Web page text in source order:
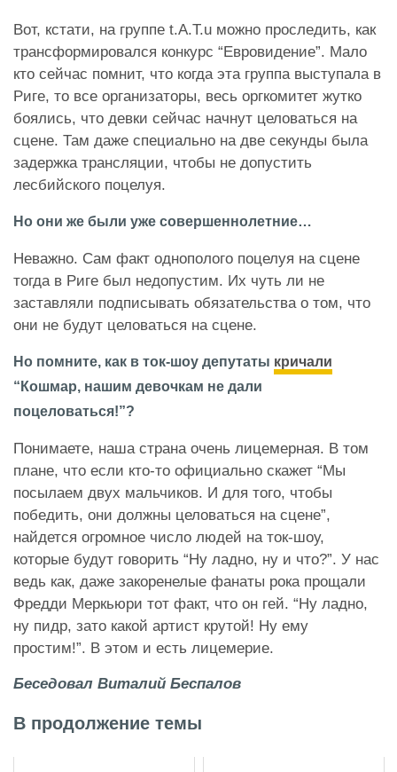
Вот, кстати, на группе t.A.T.u можно проследить, как
трансформировался конкурс “Евровидение”. Мало
кто сейчас помнит, что когда эта группа выступала в
Риге, то все организаторы, весь оргкомитет жутко
боялись, что девки сейчас начнут целоваться на
сцене. Там даже специально на две секунды была
задержка трансляции, чтобы не допустить
лесбийского поцелуя.
Но они же были уже совершеннолетние…
Неважно. Сам факт однополого поцелуя на сцене
тогда в Риге был недопустим. Их чуть ли не
заставляли подписывать обязательства о том, что
они не будут целоваться на сцене.
Но помните, как в ток-шоу депутаты кричали
“Кошмар, нашим девочкам не дали
поцеловаться!”?
Понимаете, наша страна очень лицемерная. В том
плане, что если кто-то официально скажет “Мы
посылаем двух мальчиков. И для того, чтобы
победить, они должны целоваться на сцене”,
найдется огромное число людей на ток-шоу,
которые будут говорить “Ну ладно, ну и что?”. У нас
ведь как, даже закоренелые фанаты рока прощали
Фредди Меркьюри тот факт, что он гей. “Ну ладно,
ну пидр, зато какой артист крутой! Ну ему
простим!”. В этом и есть лицемерие.
Беседовал Виталий Беспалов
В продолжение темы